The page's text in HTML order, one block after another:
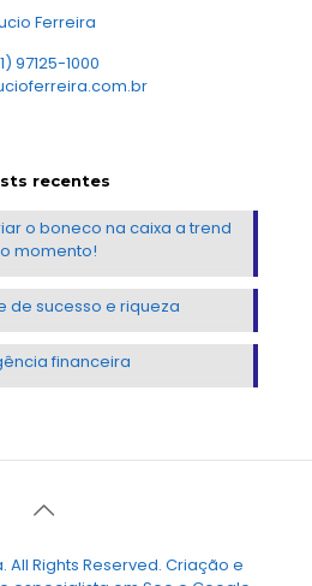
Ferreira
97125-1000
recentes
o boneco na caixa a trend
momento!
de sucesso e riqueza
financeira
All Rights Reserved. Criação e